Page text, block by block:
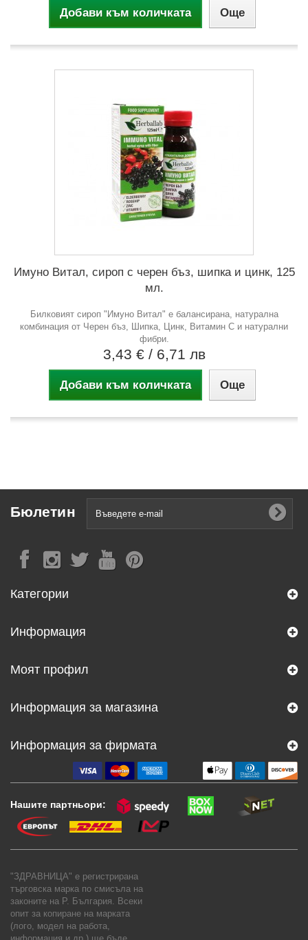
Добави към количката Още
Имуно Витал, сироп с черен бъз, шипка и цинк, 125
мл.
Билковият сироп "Имуно Витал" е балансирана, натурална
комбинация от Черен бъз, Шипка, Цинк, Витамин С и натурални
фибри.
3,43 € / 6,71 лв
Добави към количката Още
Бюлетин
Категории
Информация
Моят профил
Информация за магазина
Информация за фирмата
Нашите партньори:
"ЗДРАВНИЦА" е регистрирана
търговска марка по смисъла на
законите на Р. България. Всеки
опит за копиране на марката
(лого, модел на работа,